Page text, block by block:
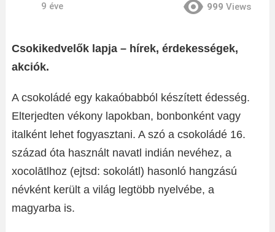
9 éve 999 Views
Csokikedvelők lapja – hírek, érdekességek,
akciók.
A csokoládé egy kakaóbabból készített édesség.
Elterjedten vékony lapokban, bonbonként vagy
italként lehet fogyasztani. A szó a csokoládé 16.
század óta használt navatl indián nevéhez, a
xocolātlhoz (ejtsd: sokolátl) hasonló hangzású
névként került a világ legtöbb nyelvébe, a
magyarba is.